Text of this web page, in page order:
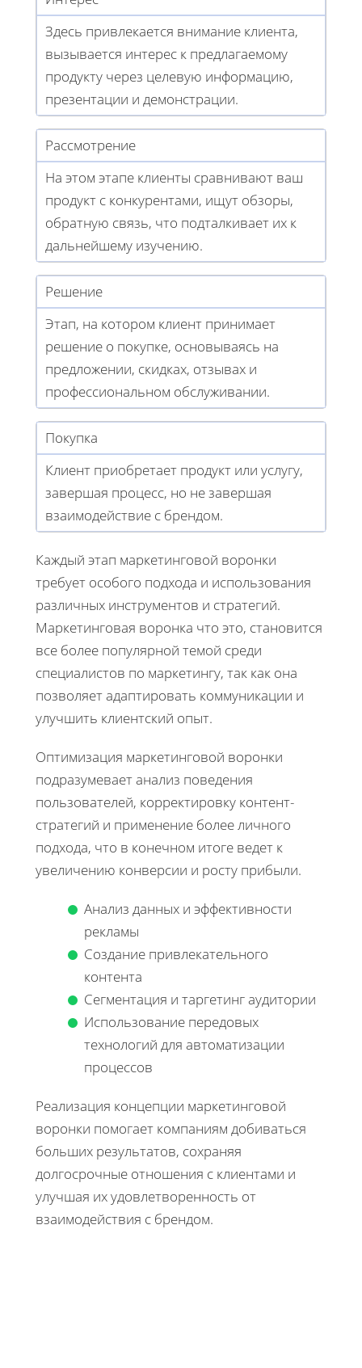
Здесь привлекается внимание клиента,
вызывается интерес к предлагаемому
продукту через целевую информацию,
презентации и демонстрации.
Рассмотрение
На этом этапе клиенты сравнивают ваш
продукт с конкурентами, ищут обзоры,
обратную связь, что подталкивает их к
дальнейшему изучению.
Решение
Этап, на котором клиент принимает
решение о покупке, основываясь на
предложении, скидках, отзывах и
профессиональном обслуживании.
Покупка
Клиент приобретает продукт или услугу,
завершая процесс, но не завершая
взаимодействие с брендом.
Каждый этап маркетинговой воронки
требует особого подхода и использования
различных инструментов и стратегий.
Маркетинговая воронка что это, становится
все более популярной темой среди
специалистов по маркетингу, так как она
позволяет адаптировать коммуникации и
улучшить клиентский опыт.
Оптимизация маркетинговой воронки
подразумевает анализ поведения
пользователей, корректировку контент-
стратегий и применение более личного
подхода, что в конечном итоге ведет к
увеличению конверсии и росту прибыли.
Анализ данных и эффективности
рекламы
Создание привлекательного
контента
Сегментация и таргетинг аудитории
Использование передовых
технологий для автоматизации
процессов
Реализация концепции маркетинговой
воронки помогает компаниям добиваться
больших результатов, сохраняя
долгосрочные отношения с клиентами и
улучшая их удовлетворенность от
взаимодействия с брендом.